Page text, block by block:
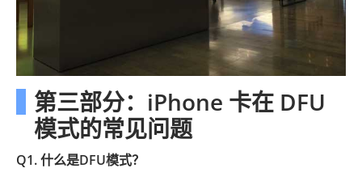
第三部分：iPhone 卡在 DFU
模式的常见问题
Q1. 什么是DFU模式？